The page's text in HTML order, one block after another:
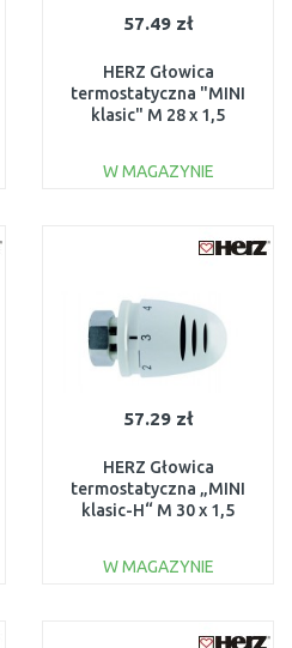
57.49 zł
HERZ Głowica
termostatyczna "MINI
klasic" M 28 x 1,5
W MAGAZYNIE
Do porównania
57.29 zł
HERZ Głowica
termostatyczna „MINI
klasic-H“ M 30 x 1,5
W MAGAZYNIE
Do porównania